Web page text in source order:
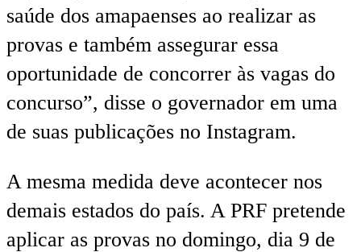
saúde dos amapaenses ao realizar as
provas e também assegurar essa
oportunidade de concorrer às vagas do
concurso”, disse o governador em uma
de suas publicações no Instagram.
A mesma medida deve acontecer nos
demais estados do país. A PRF pretende
aplicar as provas no domingo, dia 9 de